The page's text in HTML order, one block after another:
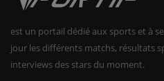
est un portail dédié aux sports et à
jour les différents matchs, résultats
interviews des stars du moment.